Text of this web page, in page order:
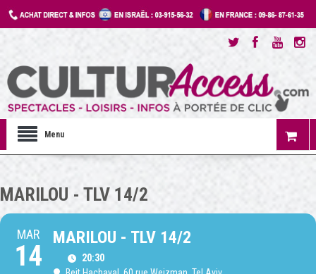
Menu
MARILOU - TLV 14/2
MAR
14
MARILOU - TLV 14/2
20:30